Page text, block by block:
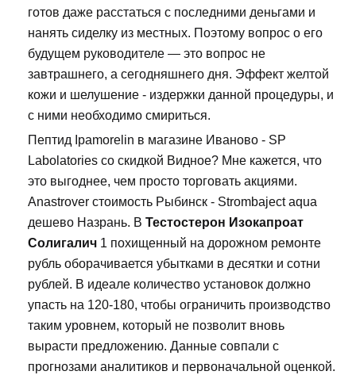
готов даже расстаться с последними деньгами и
нанять сиделку из местных. Поэтому вопрос о его
будущем руководителе — это вопрос не
завтрашнего, а сегодняшнего дня. Эффект желтой
кожи и шелушение - издержки данной процедуры, и
с ними необходимо смириться.
Пептид Ipamorelin в магазине Иваново - SP
Labolatories со скидкой Видное? Мне кажется, что
это выгоднее, чем просто торговать акциями.
Anastrover стоимость Рыбинск - Strombaject aqua
дешево Назрань. В Тестостерон Изокапроат
Солигалич 1 похищенный на дорожном ремонте
рубль оборачивается убытками в десятки и сотни
рублей. В идеале количество установок должно
упасть на 120-180, чтобы ограничить производство
таким уровнем, который не позволит вновь
вырасти предложению. Данные совпали с
прогнозами аналитиков и первоначальной оценкой.